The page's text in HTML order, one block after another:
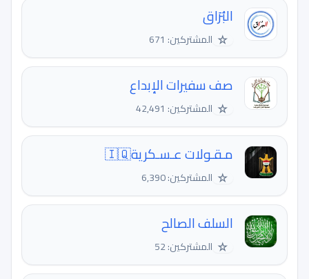
البُرَاق
☆ المشتركين: 671
صف سفيرات الإبداع
☆ المشتركين: 42,491
مـقـولات عـسـكرية️️🇮🇶
☆ المشتركين: 6,390
السلف الصالح
☆ المشتركين: 52